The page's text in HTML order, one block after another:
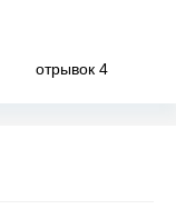
отрывок 4